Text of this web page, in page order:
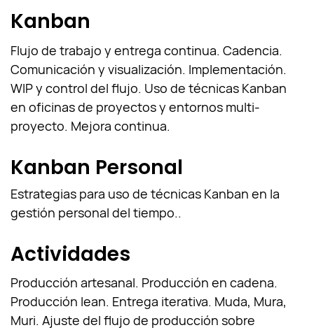
Kanban
Flujo de trabajo y entrega continua. Cadencia.
Comunicación y visualización. Implementación.
WIP y control del flujo. Uso de técnicas Kanban
en oficinas de proyectos y entornos multi-
proyecto. Mejora continua.
Kanban Personal
Estrategias para uso de técnicas Kanban en la
gestión personal del tiempo..
Actividades
Producción artesanal. Producción en cadena.
Producción lean. Entrega iterativa. Muda, Mura,
Muri. Ajuste del flujo de producción sobre